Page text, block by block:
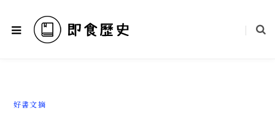
好書文摘